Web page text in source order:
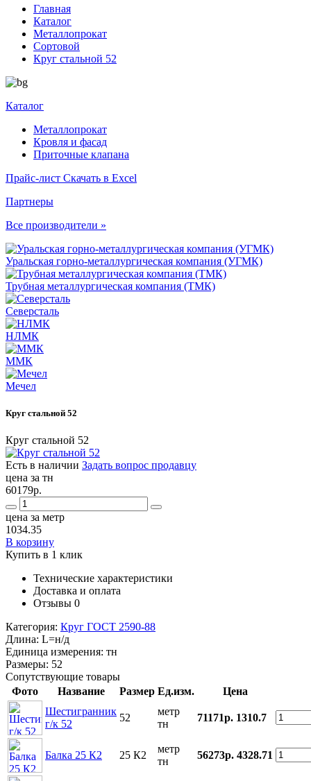
Главная
Каталог
Металлопрокат
Сортовой
Круг стальной 52
Каталог
Металлопрокат
Кровля и фасад
Приточные клапана
Прайс-лист Скачать в Excel
Партнеры
Все производители »
Уральская горно-металлургическая компания (УГМК)
Трубная металлургическая компания (ТМК)
Северсталь
НЛМК
ММК
Мечел
Круг стальной 52
Круг стальной 52
Есть в наличии Задать вопрос продавцу
цена за тн
60179р.
цена за метр
1034.35
В корзину
Купить в 1 клик
Технические характеристики
Доставка и оплата
Отзывы 0
Категория: Круг ГОСТ 2590-88
Длина: L=н/д
Единица измерения: тн
Размеры: 52
Сопутствующие товары
Фото
Название Размер Ед.изм.
Цена
Шестигранник
г/к 52
52
метр
тн
71171р. 1310.7
Балка 25 К2 25 К2
метр
тн
56273р. 4328.71